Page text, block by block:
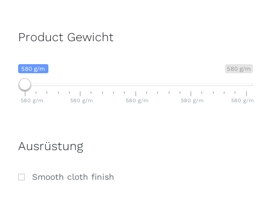
Product Gewicht
580 g/m
580 g/m
580 g/m 580 g/m 580 g/m 580 g/m 580 g/m
Ausrüstung
Smooth cloth finish